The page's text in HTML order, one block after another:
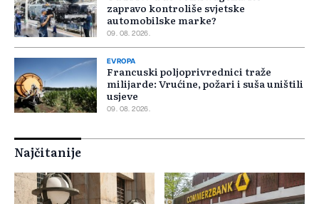
zapravo kontroliše svjetske
automobilske marke?
09. 08. 2026.
EVROPA
Francuski poljoprivrednici traže
milijarde: Vrućine, požari i suša uništili
usjeve
09. 08. 2026.
Najčitanije